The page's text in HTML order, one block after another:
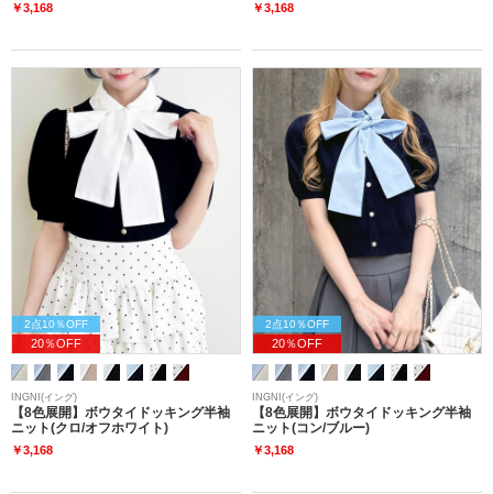
￥3,168 ￥3,168
2点10％OFF
20％OFF
INGNI(イング)
【8色展開】ボウタイドッキング半袖
ニット(クロ/オフホワイト)
￥3,168
2点10％OFF
20％OFF
INGNI(イング)
【8色展開】ボウタイドッキング半袖
ニット(コン/ブルー)
￥3,168